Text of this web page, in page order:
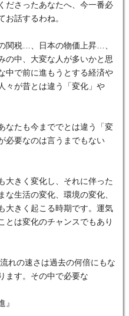
ださったあなたへ、今一番必
お話するわね。
関税…、日本の物価上昇…、
の中、大変な人が多いかと思
中で前に進もうとする経済や
々が昔とは違う「変化」や
なたも今まででとは違う「変
必要なのは言うまでもない
大きく変化し、それに伴った
な生活の変化、環境の変化、
大きく起こる時期です。運気
とは変化のチャンスでもあり
れの速さは過去の何倍にもな
ます。その中で必要な
』